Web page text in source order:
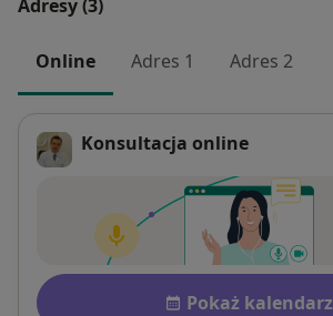
Adresy (3)
Online Adres 1 Adres 2
Konsultacja online
Dostępność
Pokaż kalendarz